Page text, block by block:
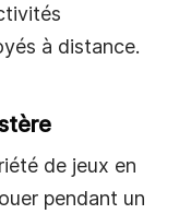
à distance.
de jeux en
pendant un